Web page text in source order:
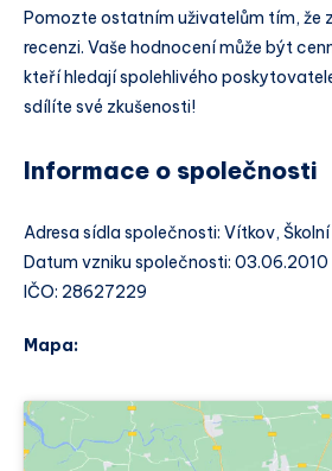
Pomozte ostatním uživatelům tím, že
recenzi. Vaše hodnocení může být
kteří hledají spolehlivého
sdílíte své zkušenosti!
Informace o společnosti
Adresa sídla společnosti: Vítkov,
Datum vzniku společnosti: 03.06.2010
IČO: 28627229
Mapa: